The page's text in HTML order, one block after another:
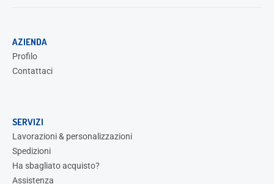
AZIENDA
Profilo
Contattaci
SERVIZI
Lavorazioni & personalizzazioni
Spedizioni
Ha sbagliato acquisto?
Assistenza